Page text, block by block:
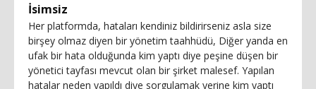
İsimsiz
Her platformda, hataları kendiniz bildirirseniz asla size
birşey olmaz diyen bir yönetim taahhüdü, Diğer yanda en
ufak bir hata olduğunda kim yaptı diye peşine düşen bir
yönetici tayfası mevcut olan bir şirket malesef. Yapılan
hatalar neden yapıldı diye sorgulamak yerine kim yaptı